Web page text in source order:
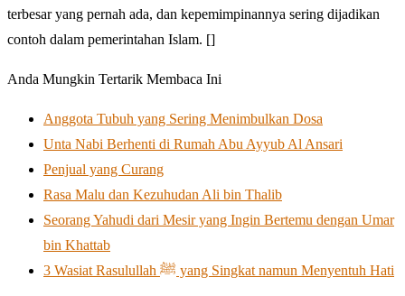
terbesar yang pernah ada, dan kepemimpinannya sering dijadikan
contoh dalam pemerintahan Islam. []
Anda Mungkin Tertarik Membaca Ini
Anggota Tubuh yang Sering Menimbulkan Dosa
Unta Nabi Berhenti di Rumah Abu Ayyub Al Ansari
Penjual yang Curang
Rasa Malu dan Kezuhudan Ali bin Thalib
Seorang Yahudi dari Mesir yang Ingin Bertemu dengan Umar
bin Khattab
3 Wasiat Rasulullah ﷺ yang Singkat namun Menyentuh Hati